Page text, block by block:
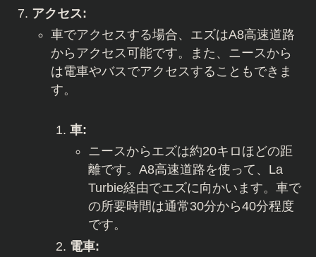
アクセス:
車でアクセスする場合、エズはA8高速道路
からアクセス可能です。また、ニースから
は電車やバスでアクセスすることもできま
す。
車:
ニースからエズは約20キロほどの距
離です。A8高速道路を使って、La
Turbie経由でエズに向かいます。車で
の所要時間は通常30分から40分程度
です。
電車: